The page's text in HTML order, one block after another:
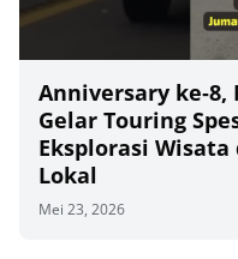
Anniversary
Gelar Touring
Eksplorasi
Lokal
Mei 23, 2026